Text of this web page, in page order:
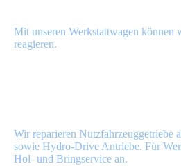
Mit unseren Werkstattwagen können
reagieren.
Wir reparieren Nutzfahrzeuggetriebe
sowie Hydro-Drive Antriebe. Für
Hol- und Bringservice an.